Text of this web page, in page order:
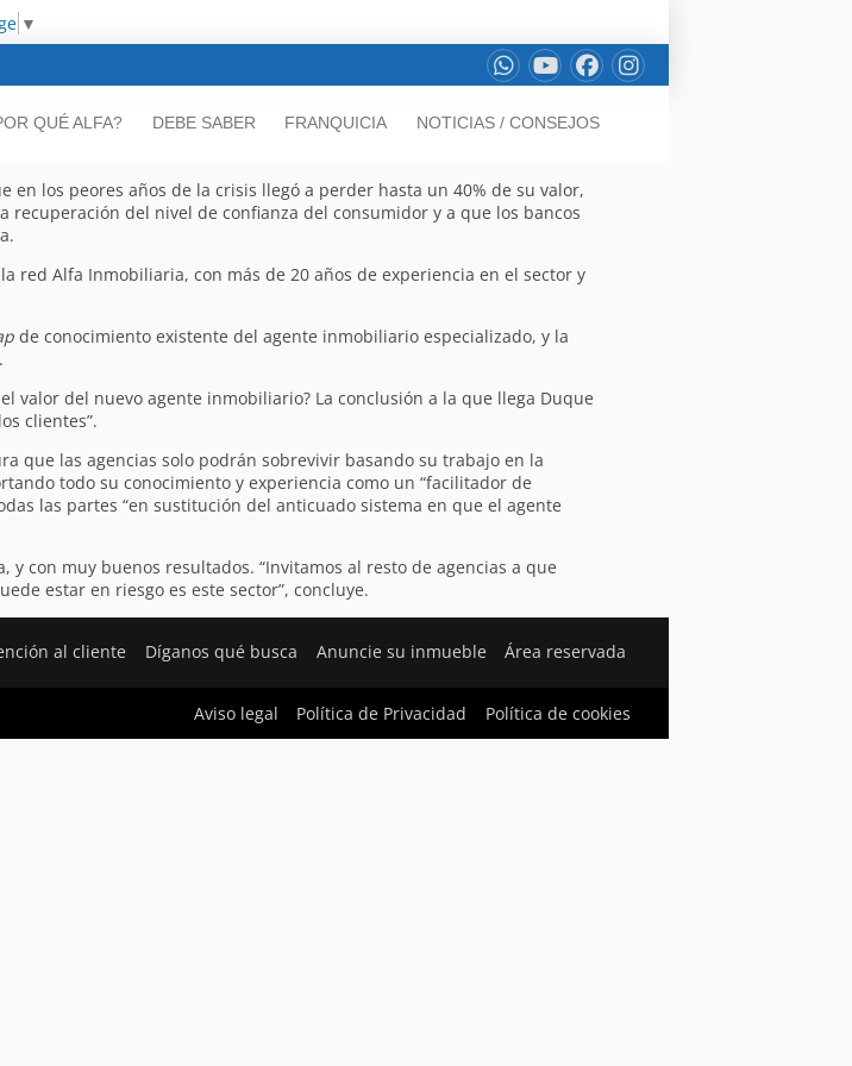
▼
QUÉ ALFA? DEBE SABER FRANQUICIA NOTICIAS / CONSEJOS
los peores años de la crisis llegó a perder hasta un 40% de su valor,
recuperación del nivel de confianza del consumidor y a que los bancos
red Alfa Inmobiliaria, con más de 20 años de experiencia en el sector y
de conocimiento existente del agente inmobiliario especializado, y la
valor del nuevo agente inmobiliario? La conclusión a la que llega Duque
clientes”.
que las agencias solo podrán sobrevivir basando su trabajo en la
todo su conocimiento y experiencia como un “facilitador de
las partes “en sustitución del anticuado sistema en que el agente
con muy buenos resultados. “Invitamos al resto de agencias a que
estar en riesgo es este sector”, concluye.
al cliente Díganos qué busca Anuncie su inmueble Área reservada
Aviso legal Política de Privacidad Política de cookies